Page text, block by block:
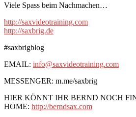
Viele Spass beim Nachmachen…
http://saxvideotraining.com
http://saxbrig.de
#saxbrigblog
EMAIL: info@saxvideotraining.com
MESSENGER: m.me/saxbrig
HIER KÖNNT IHR BERND NOCH
HOME: http://berndsax.com